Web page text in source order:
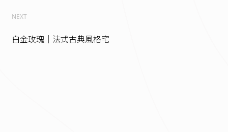
NEXT
白金玫瑰｜法式古典風格宅